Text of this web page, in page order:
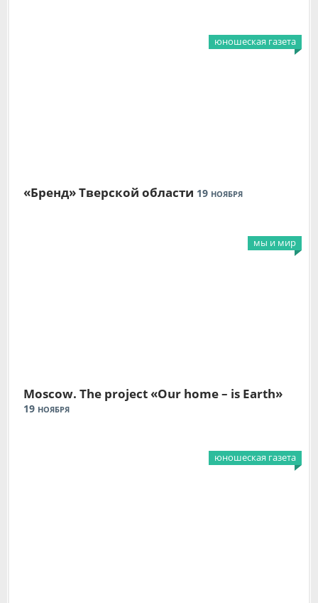
юношеская газета
«Бренд» Тверской области 19 НОЯБРЯ
мы и мир
Moscow. The project «Our home – is Earth»
19 НОЯБРЯ
юношеская газета